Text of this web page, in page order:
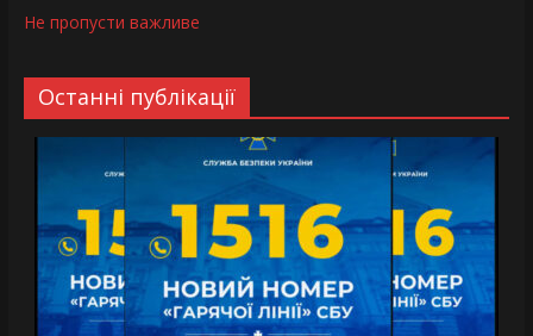
Не пропусти важливе
Останні публікації